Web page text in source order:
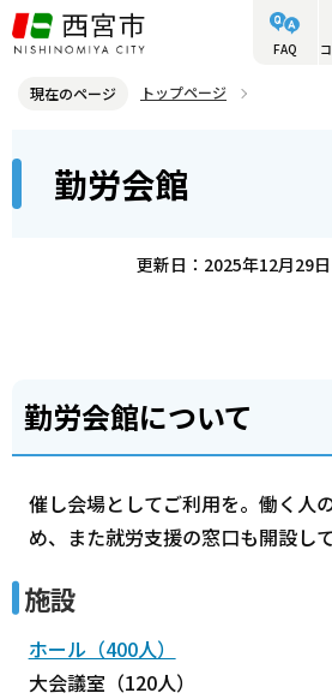
こ
の
ジ
先
FAQ
現在のページ
トップページ
勤労会館
こ
勤労会館
更新日：2025年12月29日
勤労会館について
催し会場としてご利用を。働く人
め、また就労支援の窓口も開設して
施設
ホール（400人）
大会議室（120人）